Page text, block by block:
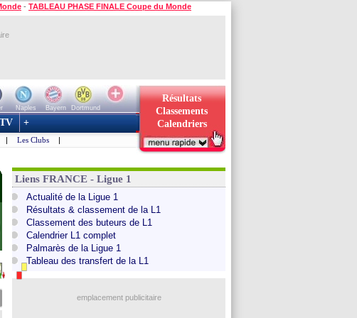
- TABLEAU PHASE FINALE Coupe du Monde
Naples Bayern
Dortmund
Résultats
Classements
Calendriers
TV +
| Les Clubs |
Liens FRANCE - Ligue 1
Actualité de la Ligue 1
Résultats & classement de la L1
Classement des buteurs de L1
Calendrier L1 complet
Palmarès de la Ligue 1
Tableau des transfert de la L1
emplacement publicitaire